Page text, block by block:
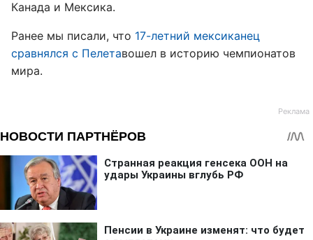
Канада и Мексика.
Ранее мы писали, что 17-летний мексиканец
сравнялся с Пелетавошел в историю чемпионатов
мира.